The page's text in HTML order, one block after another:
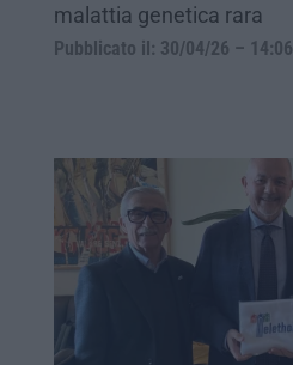
malattia genetica rara
Pubblicato il: 30/04/26 – 14:06